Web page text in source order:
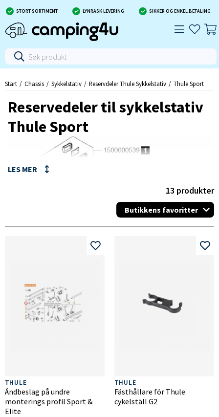
STORT SORTIMENT LYNRASK LEVERING SIKKER OG ENKEL BETALING
Start Chassis Sykkelstativ Reservdeler Thule Sykkelstativ Thule Sport
Reservedeler til sykkelstativ
Thule Sport
13 produkter
Butikkens favoritter
THULE
Ändbeslag på undre
monterings profil Sport &
Elite
THULE
Fästhållare för Thule
cykelställ G2